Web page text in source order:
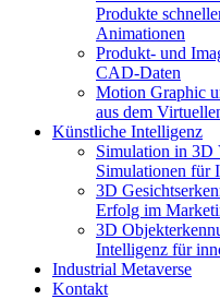
Produkte
Animationen
Produkt- und
CAD-Daten
Motion Graphic
aus dem
Künstliche Intelligenz
Simulation in 3D
Simulationen für
3D
Erfolg im
3D
Intelligenz für
Industrial Metaverse
Kontakt